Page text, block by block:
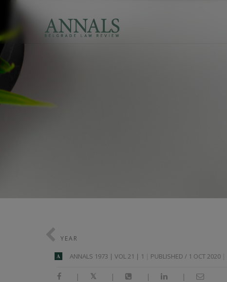
YEAR
A ANNALS 1973 | VOL 21 | 1 PUBLISHED / 1 OCT 2020
| | | |